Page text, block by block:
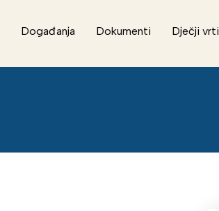
Događanja Dokumenti Dječji